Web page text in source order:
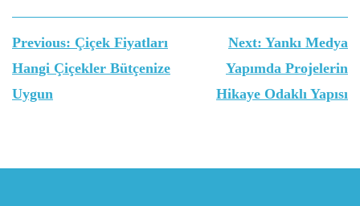
Yazı
gezinmesi
Previous: Çiçek Fiyatları
Hangi Çiçekler Bütçenize
Uygun
Next: Yankı Medya
Yapımda Projelerin
Hikaye Odaklı Yapısı